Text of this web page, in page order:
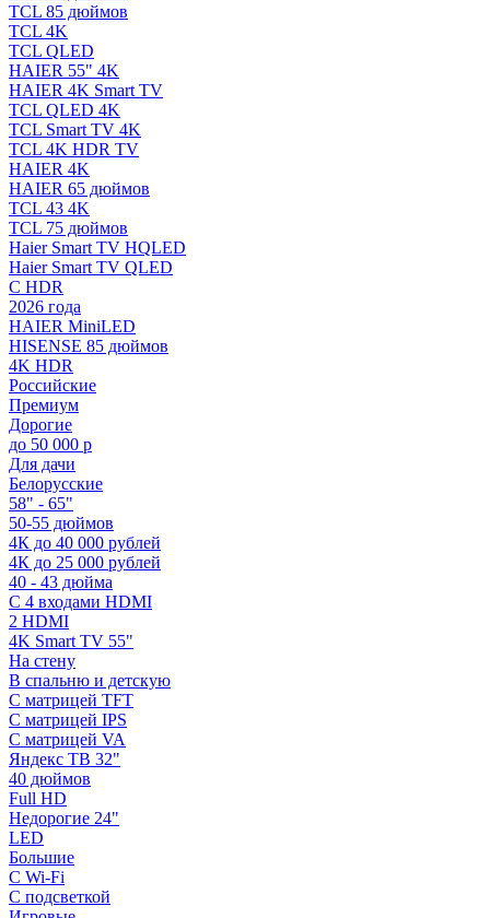
TCL 85 дюймов
TCL 4K
TCL QLED
HAIER 55" 4K
HAIER 4K Smart TV
TCL QLED 4K
TCL Smart TV 4K
TCL 4K HDR TV
HAIER 4K
HAIER 65 дюймов
TCL 43 4K
TCL 75 дюймов
Haier Smart TV HQLED
Haier Smart TV QLED
С HDR
2026 года
HAIER MiniLED
HISENSE 85 дюймов
4K HDR
Российские
Премиум
Дорогие
до 50 000 р
Для дачи
Белорусские
58" - 65"
50-55 дюймов
4К до 40 000 рублей
4К до 25 000 рублей
40 - 43 дюйма
С 4 входами HDMI
2 HDMI
4K Smart TV 55"
На стену
В спальню и детскую
С матрицей TFT
С матрицей IPS
С матрицей VA
Яндекс ТВ 32"
40 дюймов
Full HD
Недорогие 24"
LED
Большие
С Wi-Fi
С подсветкой